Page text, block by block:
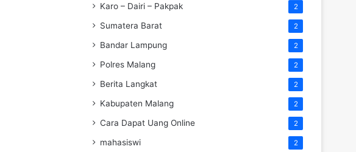
Karo – Dairi – Pakpak 2
Sumatera Barat 2
Bandar Lampung 2
Polres Malang 2
Berita Langkat 2
Kabupaten Malang 2
Cara Dapat Uang Online 2
mahasiswi 2